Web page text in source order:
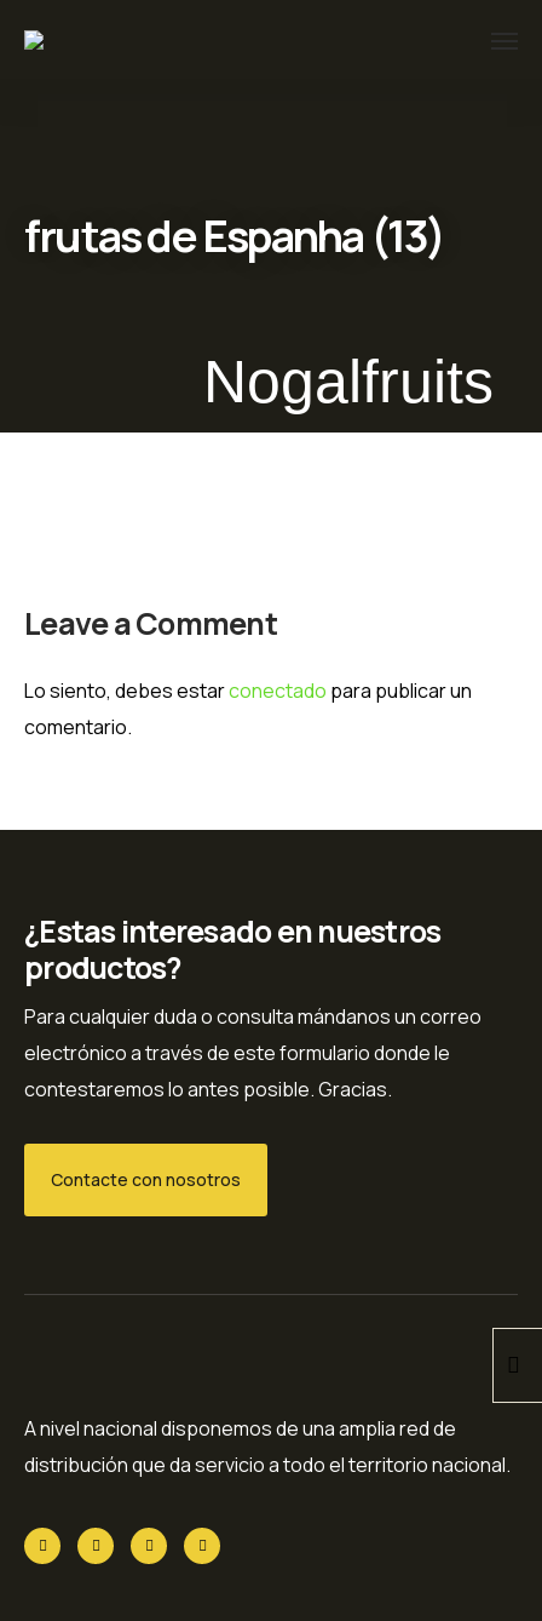
frutas de Espanha (13)
Nogalfruits
Leave a Comment
Lo siento, debes estarconectado para publicar un
comentario.
¿Estas interesado en nuestros
productos?
Para cualquier duda o consulta mándanos un correo
electrónico a través de este formulario donde le
contestaremos lo antes posible. Gracias.
Contacte con nosotros
A nivel nacional disponemos de una amplia red de
distribución que da servicio a todo el territorio nacional.